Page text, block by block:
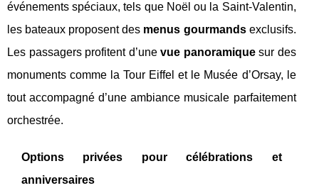
événements spéciaux, tels que Noël ou la Saint-Valentin,
les bateaux proposent des menus gourmandsexclusifs.
Les passagers profitent d’unevue panoramiquesur des
monuments comme la Tour Eiffel et le Musée d’Orsay, le
tout accompagné d’une ambiance musicale parfaitement
orchestrée.
Options privées pour célébrations et
anniversaires